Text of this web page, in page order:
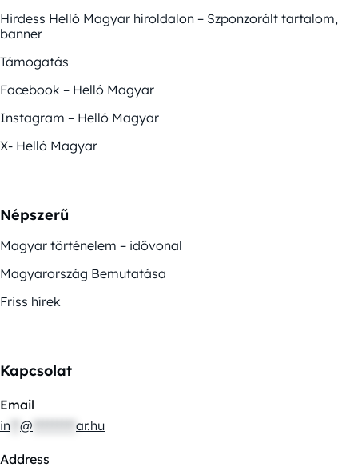
Hirdess Helló Magyar híroldalon – Szponzorált tartalom,
banner
Támogatás
Facebook – Helló Magyar
Instagram – Helló Magyar
X- Helló Magyar
Népszerű
Magyar történelem – idővonal
Magyarország Bemutatása
Friss hírek
Kapcsolat
Email
in @ ar.hu
Address